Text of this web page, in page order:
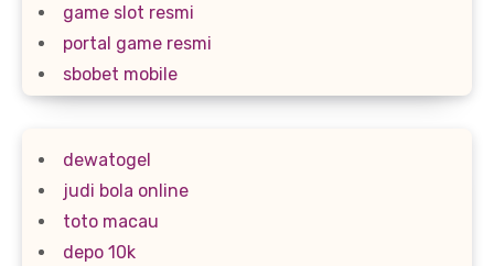
game slot resmi
portal game resmi
sbobet mobile
dewatogel
judi bola online
toto macau
depo 10k